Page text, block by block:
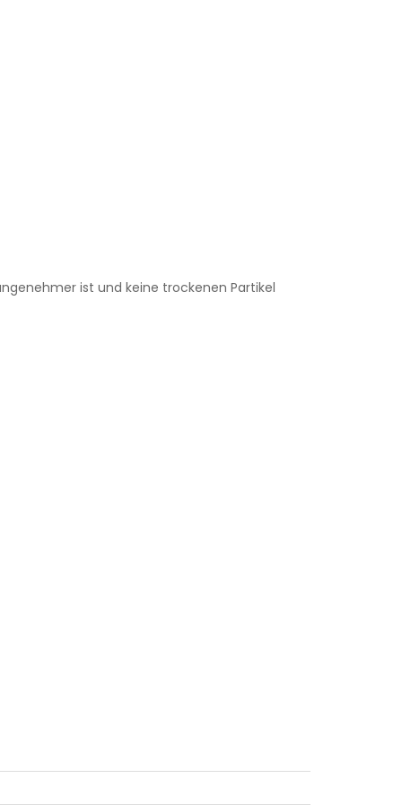
ist und keine trockenen Partikel